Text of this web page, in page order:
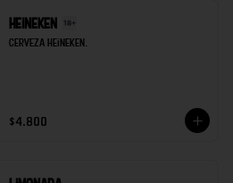
Heineken
Cerveza heineken.
$4.800